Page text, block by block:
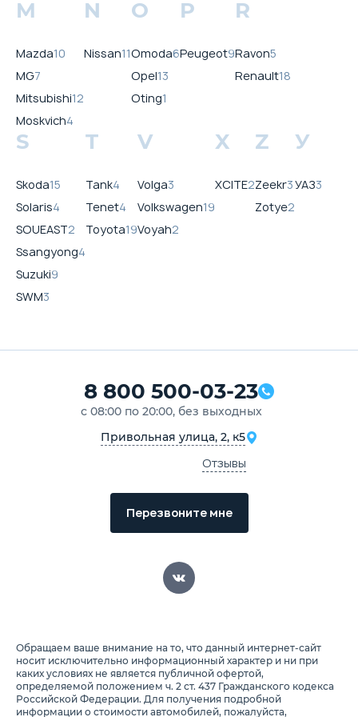
домкрат
Стальное запасное колесо
M
Mazda10
MG7
Mitsubishi12
Moskvich4
N
Nissan11
O
Omoda6
Opel13
Oting1
P
Peugeot9
R
Ravon5
Renault18
S
Skoda15
Solaris4
SOUEAST2
Ssangyong4
Suzuki9
SWM3
T
Tank4
Tenet4
Toyota19
V
Volga3
Volkswagen19
Voyah2
X
XCITE2
Z
Zeekr3
Zotye2
У
УАЗ3
8 800 500-03-23
с 08:00 по 20:00, без выходных
Привольная улица, 2, к5
Отзывы
Перезвоните мне
Обращаем ваше внимание на то, что данный интернет-сайт
носит исключительно информационный характер и ни при
каких условиях не является публичной офертой,
определяемой положением ч. 2 ст. 437 Гражданского кодекса
Российской Федерации. Для получения подробной
информации о стоимости автомобилей, пожалуйста,